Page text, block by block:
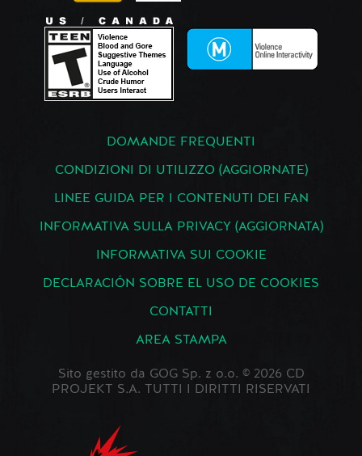
DOMANDE FREQUENTI
CONDIZIONI DI UTILIZZO (AGGIORNATE)
LINEE GUIDA PER I CONTENUTI DEI FAN
INFORMATIVA SULLA PRIVACY (AGGIORNATA)
INFORMATIVA SUI COOKIE
DECLARACIÓN SOBRE EL USO DE COOKIES
CONTATTI
AREA STAMPA
Sito gestito da GOG Sp. z o.o. © 2026 CD
PROJEKT S.A. TUTTI I DIRITTI RISERVATI